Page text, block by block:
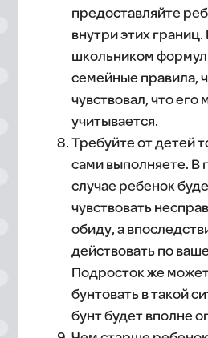
предоставляйте
внутри этих
школьником
семейные правила,
чувствовал, что его
учитывается.
Требуйте от детей
сами выполняете. В
случае ребенок
чувствовать
обиду, а
действовать по
Подросток же
бунтовать в такой
бунт будет вполне